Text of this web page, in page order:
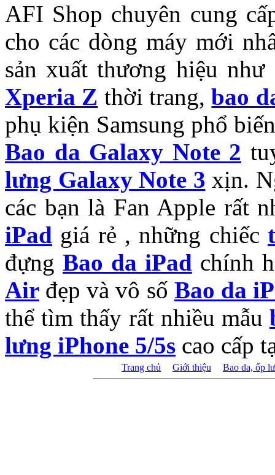
AFI Shop chuyên cung
cho các dòng máy mới
sản xuất thương hiệu
Xperia Z thời trang,bao
phụ kiện Samsung phổ
Bao da Galaxy Note 2
lưng Galaxy Note 3 xịn.
các bạn là Fan Apple rất
iPad giá rẻ , những chiếc
đựng Bao da iPad chính
Air đẹp và vô số Bao da
thể tìm thấy rất nhiều mẫu
lưng iPhone 5/5s cao cấp
Trang chủ Giới thiệu Bao da, ốp